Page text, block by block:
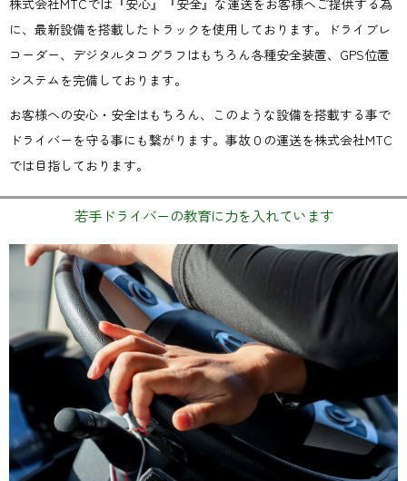
に、最新設備を搭載したトラックを使用しております。ドライブレ
コーダー、デジタルタコグラフはもちろん各種安全装置、GPS位置
システムを完備しております。
お客様への安心・安全はもちろん、このような設備を搭載する事で
ドライバーを守る事にも繋がります。事故０の運送を株式会社MTC
では目指しております。
若手ドライバーの教育に力を入れています